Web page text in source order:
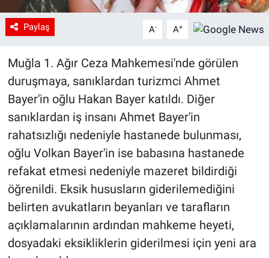
Paylaş A- A+
Muğla 1. Ağır Ceza Mahkemesi'nde görülen
duruşmaya, sanıklardan turizmci Ahmet
Bayer'in oğlu Hakan Bayer katıldı. Diğer
sanıklardan iş insanı Ahmet Bayer'in
rahatsızlığı nedeniyle hastanede bulunması,
oğlu Volkan Bayer'in ise babasına hastanede
refakat etmesi nedeniyle mazeret bildirdiği
öğrenildi. Eksik hususların giderilemediğini
belirten avukatların beyanları ve tarafların
açıklamalarının ardından mahkeme heyeti,
dosyadaki eksikliklerin giderilmesi için yeni ara